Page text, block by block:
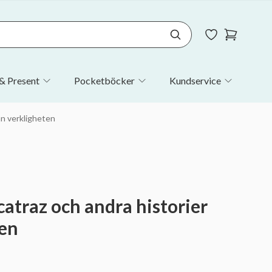
Present Pocketböcker Kundservice
verkligheten
och andra historier